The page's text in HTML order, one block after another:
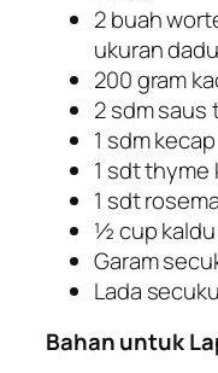
2 buah
ukuran
200 gram
2 sdm saus
1 sdm
1 sdt thyme
1 sdt
½ cup
Garam
Lada
Bahan untuk